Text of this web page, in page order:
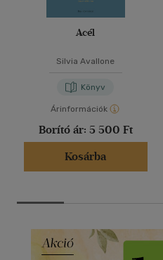
Acél
Silvia Avallone
Könyv
Árinformációk
Borító ár: 5 500 Ft
Kosárba